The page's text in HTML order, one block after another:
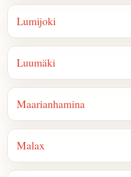
Lumijoki
Luumäki
Maarianhamina
Malax